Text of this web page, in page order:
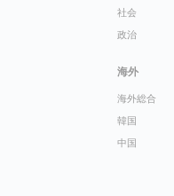
社会
政治
海外
海外総合
韓国
中国